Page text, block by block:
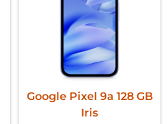
Google Pixel 9a 128 GB
Iris